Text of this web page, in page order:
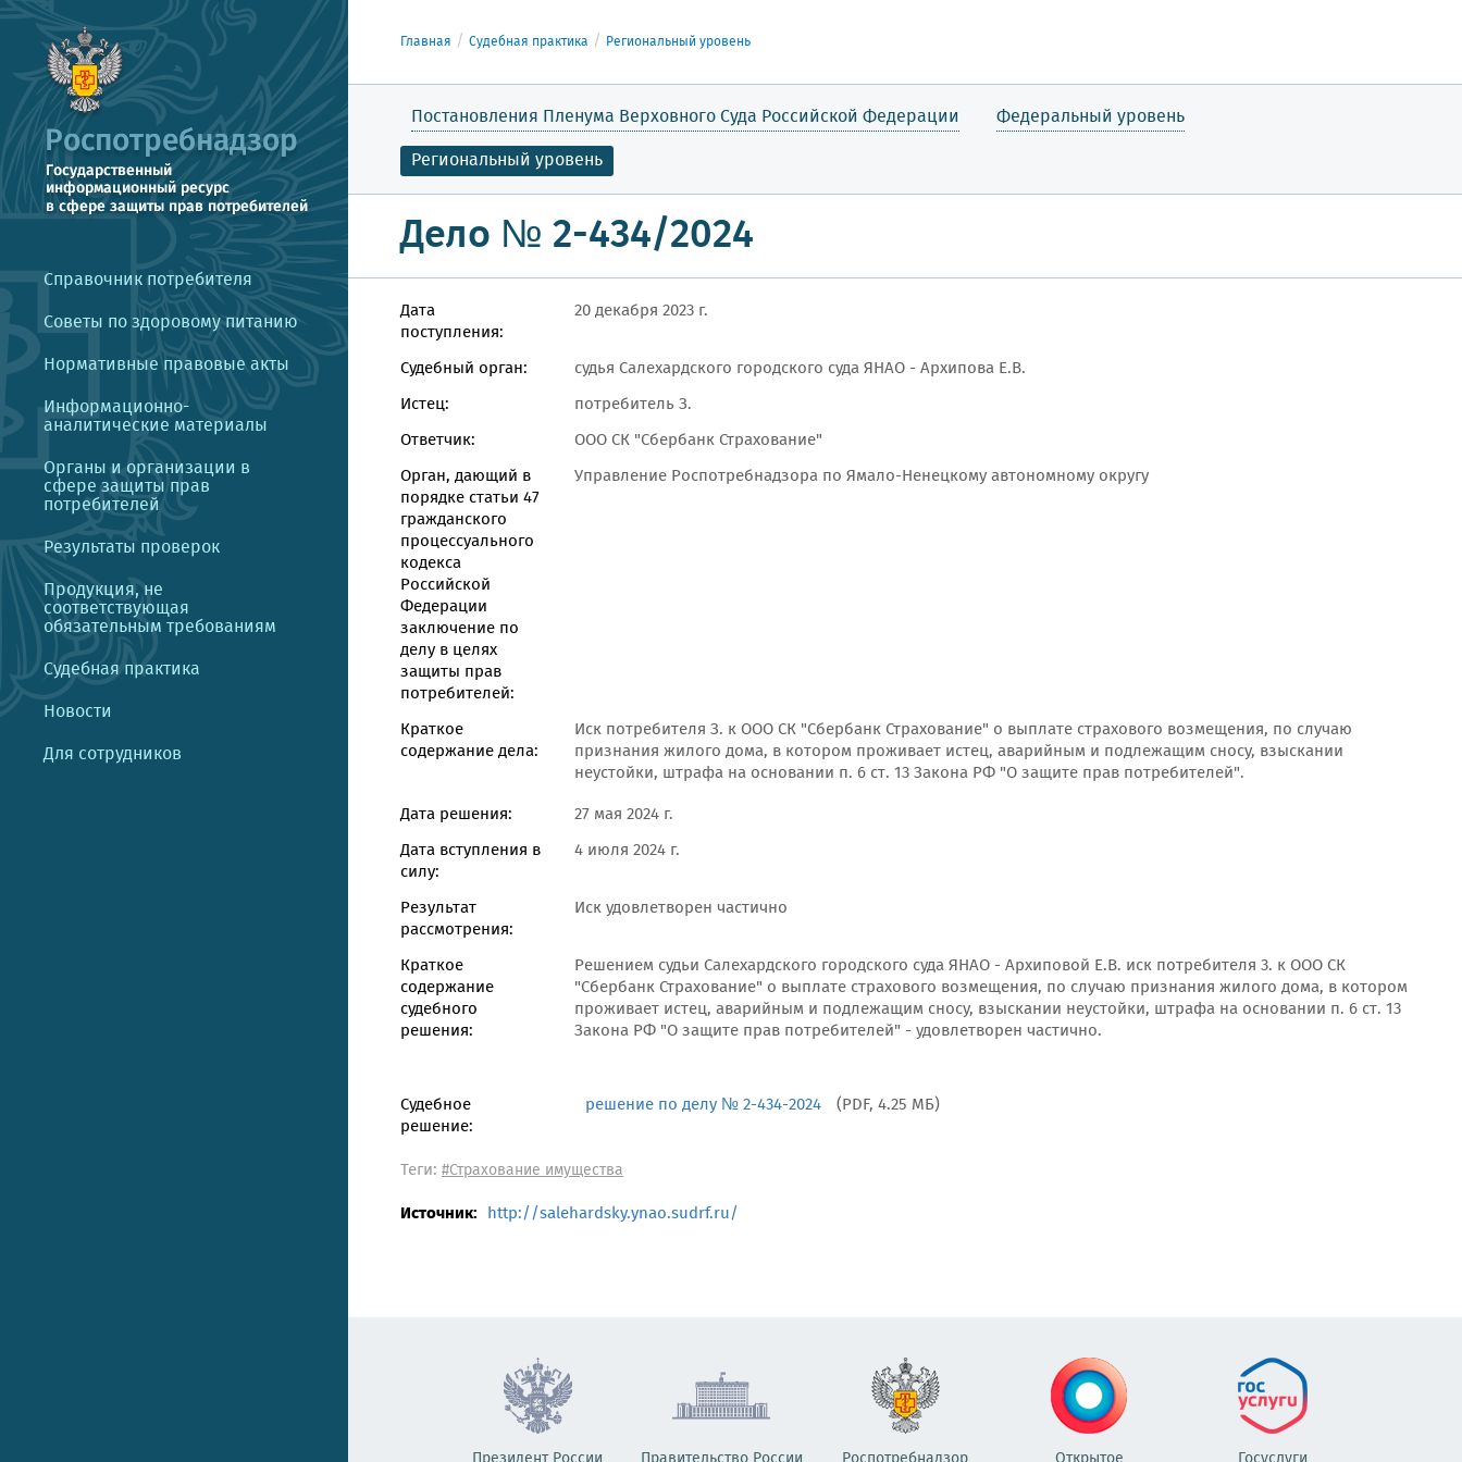
Справочник потребителя
Советы по здоровому питанию
Нормативные правовые акты
Информационно-
аналитические материалы
Органы и организации в
сфере защиты прав
потребителей
Результаты проверок
Продукция, не
соответствующая
обязательным требованиям
Судебная практика
Новости
Для сотрудников
Главная Судебная практика Региональный уровень
Постановления Пленума Верховного Суда Российской Федерации
Федеральный уровень
Региональный уровень
Дело № 2-434/2024
Дата
поступления:
20 декабря 2023 г.
Судебный орган:
судья Салехардского городского суда ЯНАО - Архипова Е.В.
Истец:
потребитель З.
Ответчик:
ООО СК "Сбербанк Страхование"
Орган, дающий в
порядке статьи 47
гражданского
процессуального
кодекса
Российской
Федерации
заключение по
делу в целях
защиты прав
потребителей:
Управление Роспотребнадзора по Ямало-Ненецкому автономному округу
Краткое
содержание дела:
Иск потребителя З. к ООО СК "Сбербанк Страхование" о выплате страхового возмещения, по случаю
признания жилого дома, в котором проживает истец, аварийным и подлежащим сносу, взыскании
неустойки, штрафа на основании п. 6 ст. 13 Закона РФ "О защите прав потребителей".
Дата решения:
27 мая 2024 г.
Дата вступления в
силу:
4 июля 2024 г.
Результат
рассмотрения:
Иск удовлетворен частично
Краткое
содержание
судебного
решения:
Решением судьи Салехардского городского суда ЯНАО - Архиповой Е.В. иск потребителя 3. к ООО СК
"Сбербанк Страхование" о выплате страхового возмещения, по случаю признания жилого дома, в котором
проживает истец, аварийным и подлежащим сносу, взыскании неустойки, штрафа на основании п. 6 ст. 13
Закона РФ "О защите прав потребителей" - удовлетворен частично.
Судебное
решение:
решение по делу № 2-434-2024 (PDF, 4.25 МБ)
Теги: #Страхование имущества
Источник: http://salehardsky.ynao.sudrf.ru/